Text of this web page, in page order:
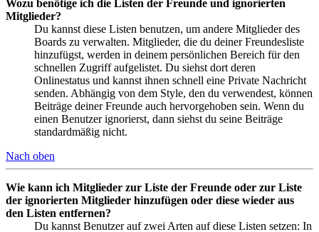
Wozu benötige ich die Listen der Freunde und ignorierten
Mitglieder?
Du kannst diese Listen benutzen, um andere Mitglieder des
Boards zu verwalten. Mitglieder, die du deiner Freundesliste
hinzufügst, werden in deinem persönlichen Bereich für den
schnellen Zugriff aufgelistet. Du siehst dort deren
Onlinestatus und kannst ihnen schnell eine Private Nachricht
senden. Abhängig von dem Style, den du verwendest, können
Beiträge deiner Freunde auch hervorgehoben sein. Wenn du
einen Benutzer ignorierst, dann siehst du seine Beiträge
standardmäßig nicht.
Nach oben
Wie kann ich Mitglieder zur Liste der Freunde oder zur Liste
der ignorierten Mitglieder hinzufügen oder diese wieder aus
den Listen entfernen?
Du kannst Benutzer auf zwei Arten auf diese Listen setzen: In